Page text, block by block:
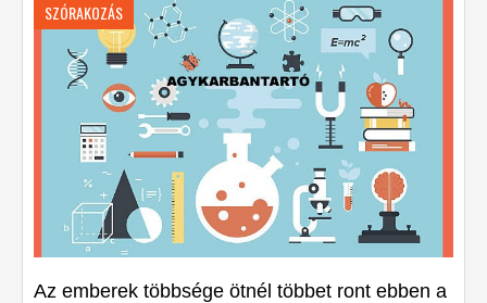
SZÓRAKOZÁS
Az emberek többsége ötnél többet ront ebben a